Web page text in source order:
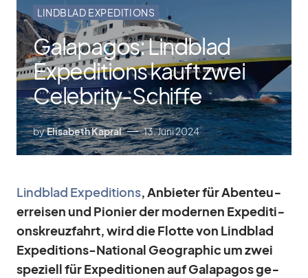
LINDBLAD EXPEDITIONS
Galapagos: Lindblad
Expeditions kauft zwei
Celebrity-Schiffe
byElisabeth Kapral 13. Juni 2024
Lind­blad Ex­pe­di­ti­ons, An­bie­ter für Aben­teu­
er­rei­sen und Pio­nier der mo­der­nen Ex­pe­di­ti­
ons­kreuz­fahrt, wird die Flotte von Lind­blad
Ex­pe­di­ti­ons-Na­tio­nal Geo­gra­phic um zwei
spe­zi­ell für Ex­pe­di­tio­nen auf Ga­la­pa­gos ge­